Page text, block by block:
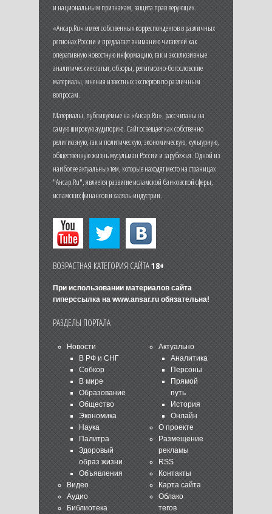
и национальным признакам, защита прав верующих.
«Ансар.Ru» имеет собственных корреспондентов в различных
регионах России и предлагает вниманию читателей как
оперативную новостную информацию, так и эксклюзивные
аналитические статьи, обзоры, религиозно-богословские
материалы, мнения известных экспертов по различным
вопросам.
Материалы, публикуемые на «Ансар.Ru», рассчитаны на
самую широкую аудиторию. Сайт освещает как собственно
религиозную, так и политическую, экономическую, культурную,
общественную жизнь мусульман России и зарубежья. Одной из
наиболее актуальных тем, которые находят место на страницах
"Ансар.Ru", является развитие исламской банковской сферы,
исламских финансов и халяль-индустрии.
ВОЗРАСТНАЯ КАТЕГОРИЯ САЙТА18+
При использовании материалов сайта
гиперссылка на www.ansar.ruобязательна!
РАЗДЕЛЫ ПОРТАЛА
Новости
В РФ и СНГ
Собкор
В мире
Образование
Общество
Экономика
Наука
Палитра
Здоровый
образ жизни
Объявления
Видео
Аудио
Библиотека
Актуально
Аналитика
Персоны
Прямой
путь
История
Онлайн
О проекте
Размещение
рекламы
RSS
Контакты
Карта сайта
Облако
тегов